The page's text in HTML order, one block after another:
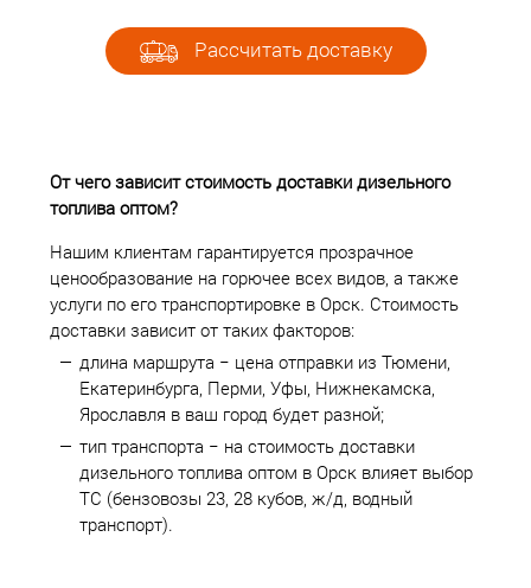
Рассчитать доставку
От чего зависит стоимость доставки дизельного
топлива оптом?
Нашим клиентам гарантируется прозрачное
ценообразование на горючее всех видов, а также
услуги по его транспортировке в Орск. Стоимость
доставки зависит от таких факторов:
длина маршрута − цена отправки из Тюмени,
Екатеринбурга, Перми, Уфы, Нижнекамска,
Ярославля в ваш город будет разной;
тип транспорта − на стоимость доставки
дизельного топлива оптом в Орск влияет выбор
ТС (бензовозы 23, 28 кубов, ж/д, водный
транспорт).